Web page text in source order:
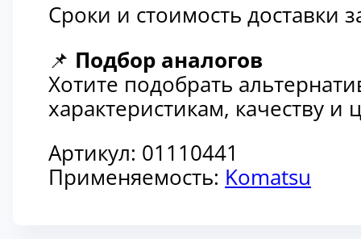
Сроки и стоимость доставки
📌 Подбор аналогов
Хотите подобрать
характеристикам, качеству
Артикул: 01110441
Применяемость: Komatsu